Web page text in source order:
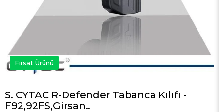
Fırsat Ürünü
S. CYTAC R-Defender Tabanca Kılıfı -
F92,92FS,Girsan..